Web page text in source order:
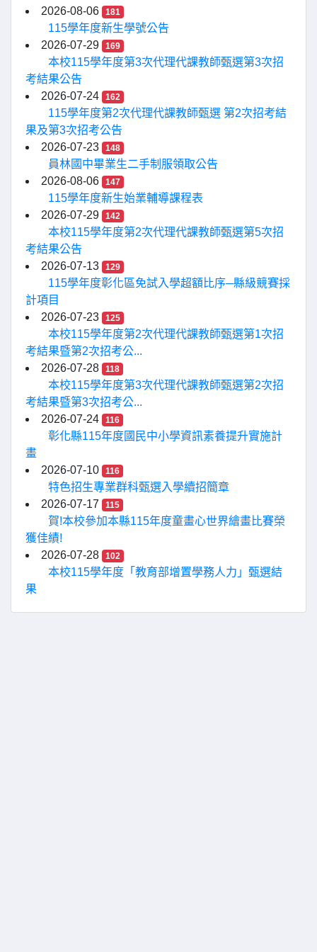
2026-08-06 181
115學年度新生學號公告
2026-07-29
169
本校115學年度第3次代理代課教師甄選第3次招
考結果公告
2026-07-24
162
115學年度第2次代理代課教師甄選 第2次招考結
果及第3次招考公告
2026-07-23
148
員林國中畢業生二手制服領取公告
2026-08-06
147
115學年度新生始業輔導課程表
2026-07-29
142
本校115學年度第2次代理代課教師甄選第5次招
考結果公告
2026-07-13
129
115學年度彰化區免試入學超額比序─縣級競賽採
計項目
2026-07-23
125
本校115學年度第2次代理代課教師甄選第1次招
考結果暨第2次招考公...
2026-07-28
118
本校115學年度第3次代理代課教師甄選第2次招
考結果暨第3次招考公...
2026-07-24
116
彰化縣115年度國民中小學資訊素養提升實施計
畫
2026-07-10
116
特色招生專業群科甄選入學續招簡章
2026-07-17
115
賀!本校參加本縣115年度童畫心世界繪畫比賽榮
獲佳績!
2026-07-28
102
本校115學年度「教育部增置學務人力」甄選結
果